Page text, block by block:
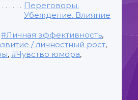
Переговоры.
Убеждение. Влияние
Личная эффективность,
/ личностный рост,
, Чувство юмора,